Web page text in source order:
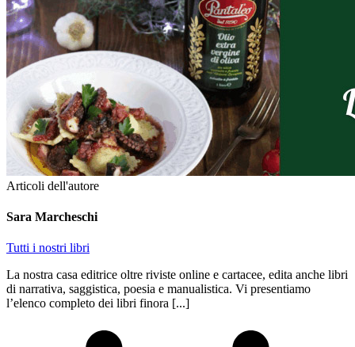
Articoli dell'autore
Sara Marcheschi
Tutti i nostri libri
La nostra casa editrice oltre riviste online e cartacee, edita anche libri
di narrativa, saggistica, poesia e manualistica. Vi presentiamo
l’elenco completo dei libri finora [...]